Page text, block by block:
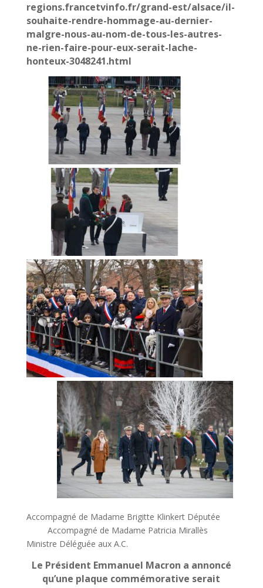
regions.francetvinfo.fr/grand-est/alsace/il-
souhaite-rendre-hommage-au-dernier-
malgre-nous-au-nom-de-tous-les-autres-
ne-rien-faire-pour-eux-serait-lache-
honteux-3048241.html
Accompagné de Madame Brigitte Klinkert Députée
Accompagné de Madame Patricia Mirallès
Ministre Déléguée aux A.C.
Le Président Emmanuel Macron a annoncé
qu’une plaque commémorative serait